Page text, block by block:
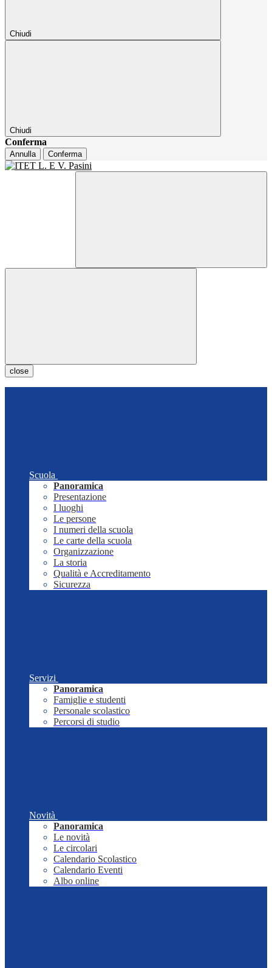
Chiudi
Chiudi
Conferma
Annulla Conferma
close
Scuola
Panoramica
Presentazione
I luoghi
Le persone
I numeri della scuola
Le carte della scuola
Organizzazione
La storia
Qualità e Accreditamento
Sicurezza
Servizi
Panoramica
Famiglie e studenti
Personale scolastico
Percorsi di studio
Novità
Panoramica
Le novità
Le circolari
Calendario Scolastico
Calendario Eventi
Albo online